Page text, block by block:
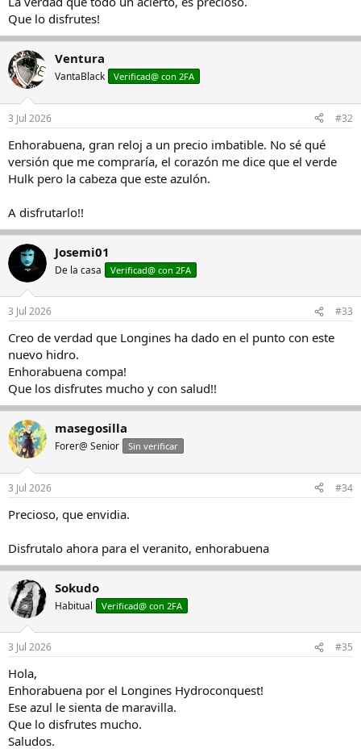
Que lo disfrutes!
Ventura
VantaBlack Verificad@ con 2FA
3 Jul 2026 #32
Enhorabuena, gran reloj a un precio imbatible. No sé qué
versión que me compraría, el corazón me dice que el verde
Hulk pero la cabeza que este azulón.
A disfrutarlo!!
Josemi01
De la casa Verificad@ con 2FA
3 Jul 2026 #33
Creo de verdad que Longines ha dado en el punto con este
nuevo hidro.
Enhorabuena compa!
Que los disfrutes mucho y con salud!!
masegosilla
Forer@ Senior Sin verificar
3 Jul 2026 #34
Precioso, que envidia.
Disfrutalo ahora para el veranito, enhorabuena
Sokudo
Habitual Verificad@ con 2FA
3 Jul 2026 #35
Hola,
Enhorabuena por el Longines Hydroconquest!
Ese azul le sienta de maravilla.
Que lo disfrutes mucho.
Saludos.